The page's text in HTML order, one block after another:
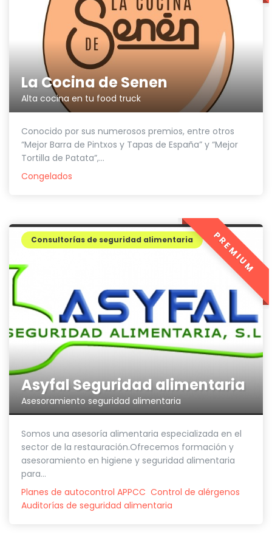
La Cocina de Senen
Alta cocina en tu food truck
Conocido por sus numerosos premios, entre otros
“Mejor Barra de Pintxos y Tapas de España” y “Mejor
Tortilla de Patata”,...
Congelados
Asyfal Seguridad alimentaria
Asesoramiento seguridad alimentaria
Consultorías de seguridad alimentaria
Somos una asesoría alimentaria especializada en el
sector de la restauración.Ofrecemos formación y
asesoramiento en higiene y seguridad alimentaria
para...
Planes de autocontrol APPCC Control de alérgenos
Auditorías de seguridad alimentaria
PREMIUM